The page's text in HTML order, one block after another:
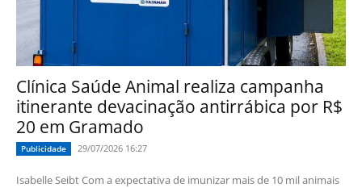
Clínica Saúde Animal realiza campanha
itinerante devacinação antirrábica por R$
20 em Gramado
Publicidade 29/07/2026 16:27
Isabelle Seibt Com a expectativa de imunizar mais de 10 mil animais